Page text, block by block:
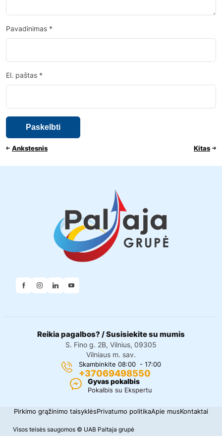
Pavadinimas *
El. paštas *
Ankstesnis Kitas
Reikia pagalbos? / Susisiekite su mumis
S. Fino g. 2B, Vilnius, 09305
Vilniaus m. sav.
Skambinkite 08:00 - 17:00
+37069498550
Gyvas pokalbis
Pokalbis su Ekspertu
Visos teisės saugomos © UAB Paltaja grupė
Pirkimo grąžinimo taisyklėsPrivatumo politikaApie musKontaktai